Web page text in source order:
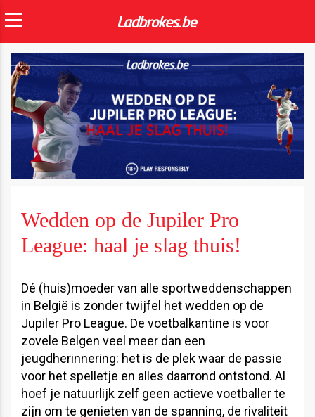
Wedden op de Jupiler Pro
League: haal je slag thuis!
Dé (huis)moeder van alle sportweddenschappen
in België is zonder twijfel het wedden op de
Jupiler Pro League. De voetbalkantine is voor
zovele Belgen veel meer dan een
jeugdherinnering: het is de plek waar de passie
voor het spelletje en alles daarrond ontstond. Al
hoef je natuurlijk zelf geen actieve voetballer te
zijn om te genieten van de spanning, de rivaliteit